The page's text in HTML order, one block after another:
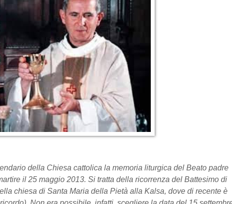
della Chiesa cattolica la memoria liturgica del Beato padre
il 25 maggio 2013. Si tratta della ricorrenza del Battesimo di
chiesa di Santa Maria della Pietà alla Kalsa, dove di recente è